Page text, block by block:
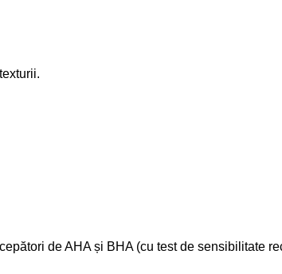
de AHA și BHA (cu test de sensibilitate